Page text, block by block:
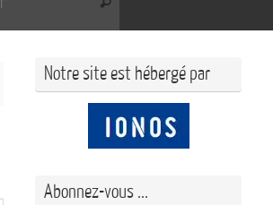
Notre site est hébergé par
Abonnez-vous ...